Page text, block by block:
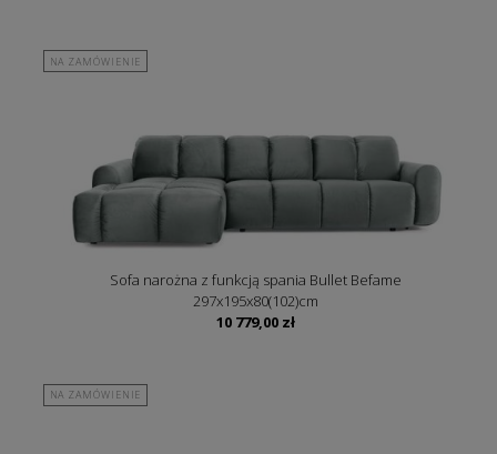
NA ZAMÓWIENIE
Sofa narożna z funkcją spania Bullet Befame
297x195x80(102)cm
10 779,00 zł
NA ZAMÓWIENIE